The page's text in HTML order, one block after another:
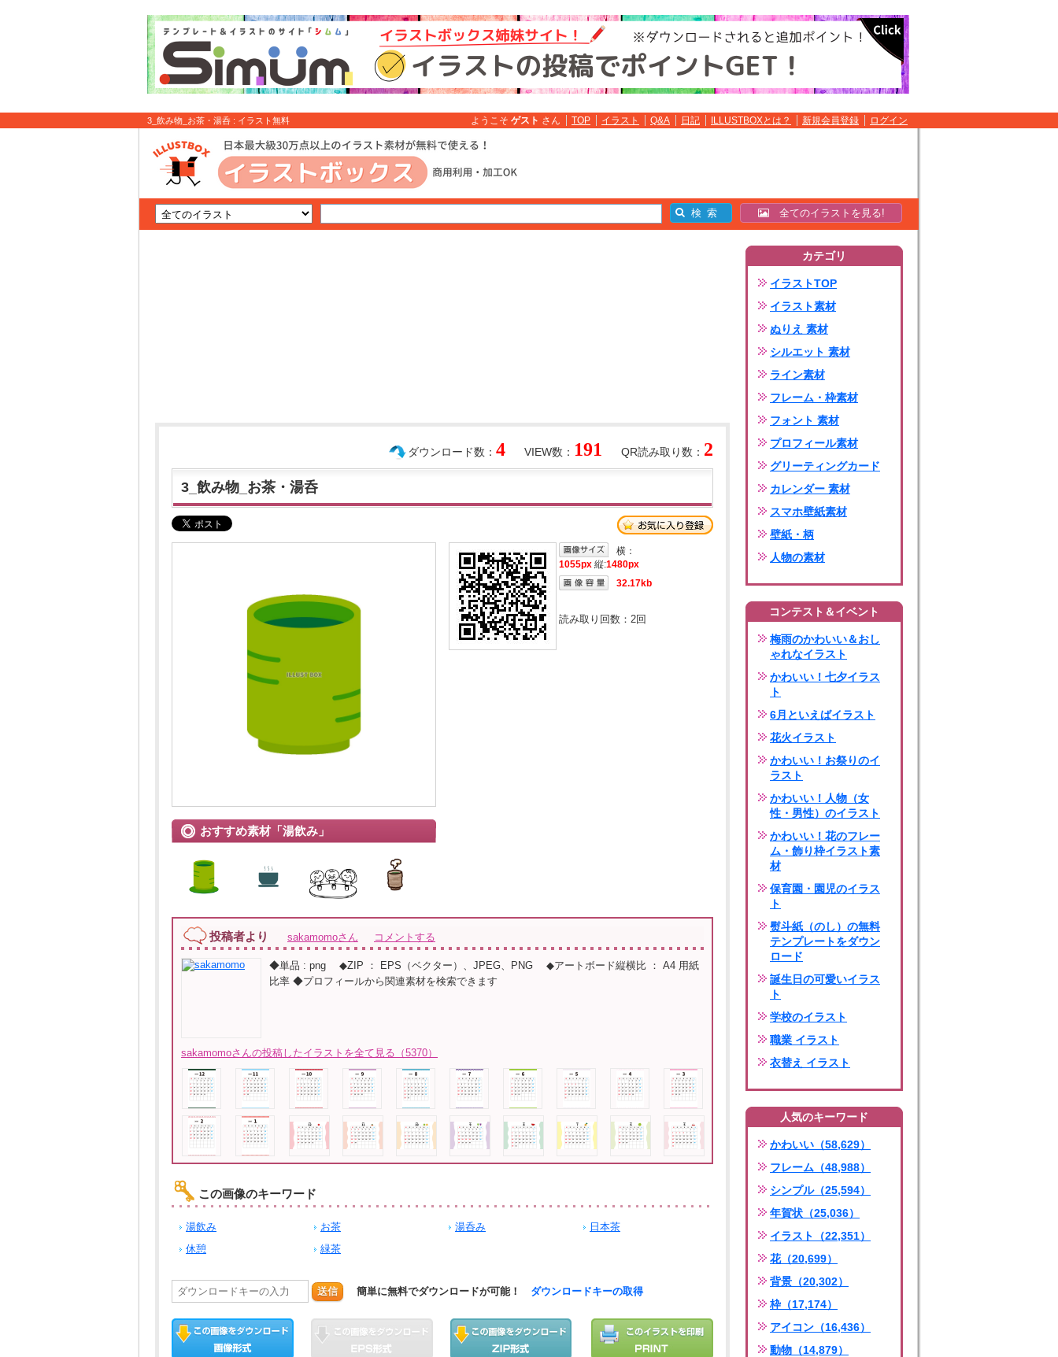
3_飲み物_お茶・湯呑 : イラスト無料 ようこそ ゲスト さん TOP イラスト Q&A 日記 ILLUSTBOXとは？ 新規会員登録 ログイン
全てのイラストを見る!
QR読み取り数： 2
VIEW数： 191
ダウンロード数： 4
3_飲み物_お茶・湯呑
おすすめ素材「湯飲み」
横：
1055px 縦:1480px
32.17kb
読み取り回数： 2回
投稿者より sakamomoさん コメントする
◆単品 : png ◆ZIP ： EPS（ベクター）、JPEG、PNG ◆アートボード縦横比 ： A4 用紙
比率 ◆プロフィールから関連素材を検索できます
sakamomoさんの投稿したイラストを全て見る（5370）
この画像のキーワード
湯飲み お茶 湯呑み
日本茶
休憩
緑茶
送信 簡単に無料でダウンロードが可能！ ダウンロードキーの取得
カテゴリ
イラストTOP
イラスト素材
ぬりえ 素材
シルエット 素材
ライン素材
フレーム・枠素材
フォント 素材
プロフィール素材
グリーティングカード
カレンダー 素材
スマホ壁紙素材
壁紙・柄
人物の素材
コンテスト＆イベント
梅雨のかわいい＆おし
ゃれなイラスト
かわいい！七夕イラス
ト
6月といえばイラスト
花火イラスト
かわいい！お祭りのイ
ラスト
かわいい！人物（女
性・男性）のイラスト
かわいい！花のフレー
ム・飾り枠イラスト素
材
保育園・園児のイラス
ト
熨斗紙（のし）の無料
テンプレートをダウン
ロード
誕生日の可愛いイラス
ト
学校のイラスト
職業 イラスト
衣替え イラスト
人気のキーワード
かわいい（58,629）
フレーム（48,988）
シンプル（25,594）
年賀状（25,036）
イラスト（22,351）
花（20,699）
背景（20,302）
枠（17,174）
アイコン（16,436）
動物（14,879）